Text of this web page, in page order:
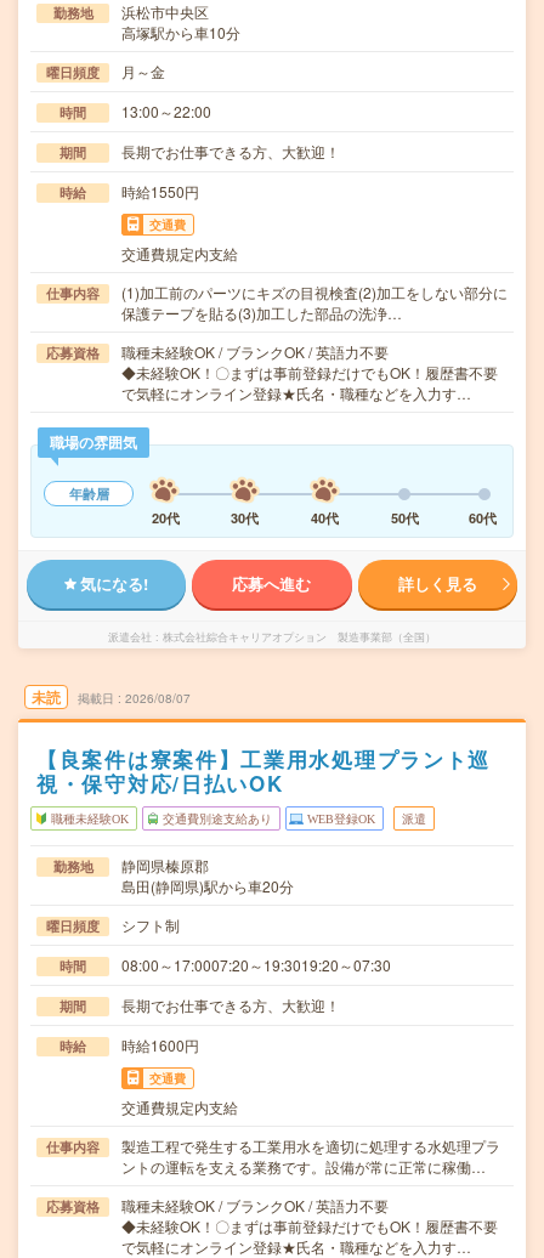
勤務地
浜松市中央区
高塚駅から車10分
曜日頻度 月～金
時間 13:00～22:00
期間 長期でお仕事できる方、大歓迎！
時給 時給1550円
交通費
交通費規定内支給
仕事内容
(1)加工前のパーツにキズの目視検査(2)加工をしない部分に
保護テープを貼る(3)加工した部品の洗浄…
応募資格
職種未経験OK / ブランクOK / 英語力不要
◆未経験OK！〇まずは事前登録だけでもOK！履歴書不要
で気軽にオンライン登録★氏名・職種などを入力す…
職場の雰囲気
年齢層
20代
30代 40代 50代 60代
気になる! 応募へ進む 詳しく見る
派遣会社 株式会社綜合キャリアオプション 製造事業部（全国）
未読 掲載日 2026/08/07
【良案件は寮案件】工業用水処理プラント巡
視・保守対応/日払いOK
職種未経験OK 交通費別途支給あり WEB登録OK 派遣
勤務地
静岡県榛原郡
島田(静岡県)駅から車20分
曜日頻度 シフト制
時間 08:00～17:0007:20～19:3019:20～07:30
期間 長期でお仕事できる方、大歓迎！
時給 時給1600円
交通費
交通費規定内支給
仕事内容
製造工程で発生する工業用水を適切に処理する水処理プラ
ントの運転を支える業務です。設備が常に正常に稼働…
応募資格
職種未経験OK / ブランクOK / 英語力不要
◆未経験OK！〇まずは事前登録だけでもOK！履歴書不要
で気軽にオンライン登録★氏名・職種などを入力す…